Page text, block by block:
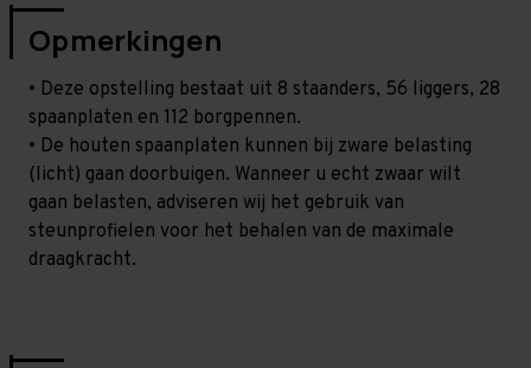
Opmerkingen
• Deze opstelling bestaat uit 8 staanders, 56 liggers, 28
spaanplaten en 112 borgpennen.
• De houten spaanplaten kunnen bij zware belasting
(licht) gaan doorbuigen. Wanneer u echt zwaar wilt
gaan belasten, adviseren wij het gebruik van
steunprofielen voor het behalen van de maximale
draagkracht.